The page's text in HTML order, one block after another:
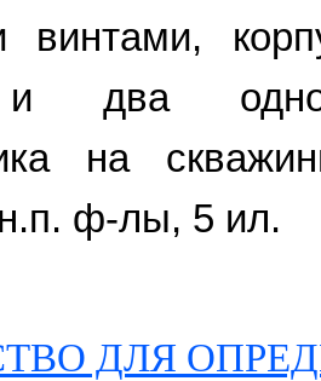
винтами,
два
на
ф-лы, 5 ил.
ДЛЯ